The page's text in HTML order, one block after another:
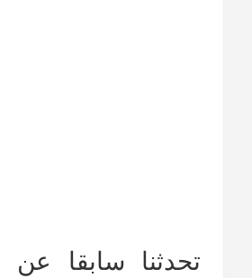
تحدثنا سابقا عن